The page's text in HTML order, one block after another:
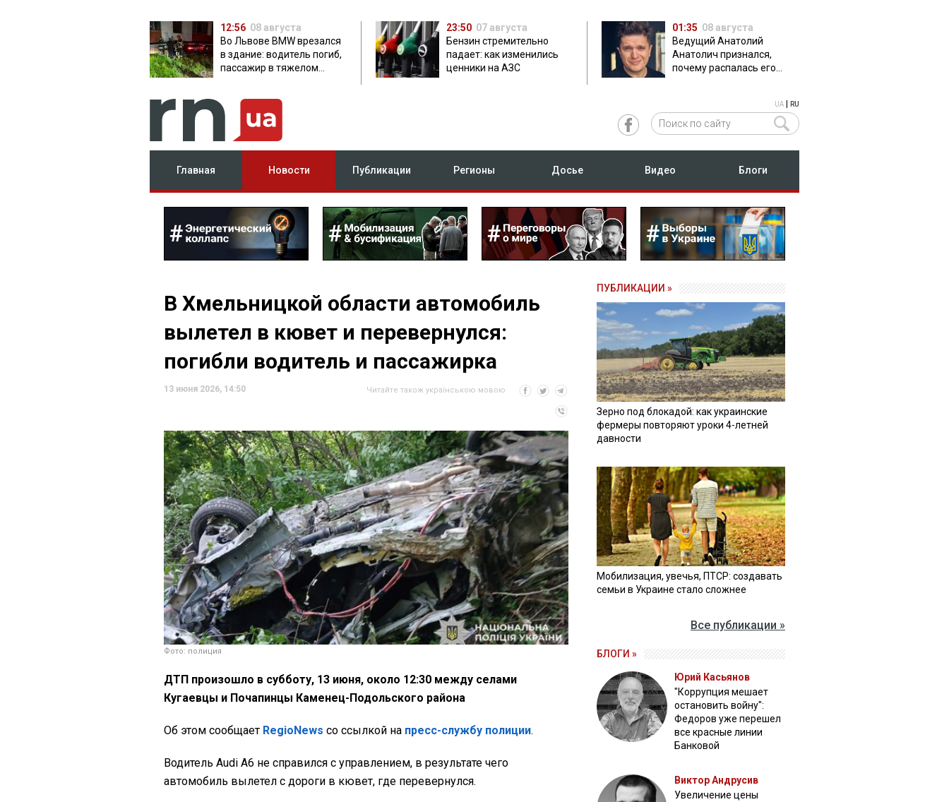
12:56 08 августа
Во Львове BMW врезался
в здание: водитель погиб,
пассажир в тяжелом
23:50 07 августа
Бензин стремительно
падает: как изменились
ценники на АЗС
01:35 08 августа
Ведущий Анатолий
Анатолич признался,
почему распалась его
UA RU
Главная Новости Публикации Регионы Досье Видео Блоги
В Хмельницкой области автомобиль
вылетел в кювет и перевернулся:
погибли водитель и пассажирка
13 июня 2026, 14:50 Читайте також українською мовою
Фото: полиция
ДТП произошло в субботу, 13 июня, около 12:30 между селами
Кугаевцы и Почапинцы Каменец-Подольского района
Об этом сообщает RegioNews со ссылкой на пресс-службу полиции.
Водитель Audi A6 не справился с управлением, в результате чего
автомобиль вылетел с дороги в кювет, где перевернулся.
ПУБЛИКАЦИИ »
Зерно под блокадой: как украинские
фермеры повторяют уроки 4-летней
давности
Мобилизация, увечья, ПТСР: создавать
семьи в Украине стало сложнее
Все публикации »
БЛОГИ »
Юрий Касьянов
"Коррупция мешает
остановить войну":
Федоров уже перешел
все красные линии
Банковой
Виктор Андрусив
Увеличение цены